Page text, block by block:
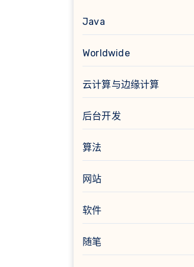
Java
Worldwide
云计算与边缘计算
后台开发
算法
网站
软件
随笔